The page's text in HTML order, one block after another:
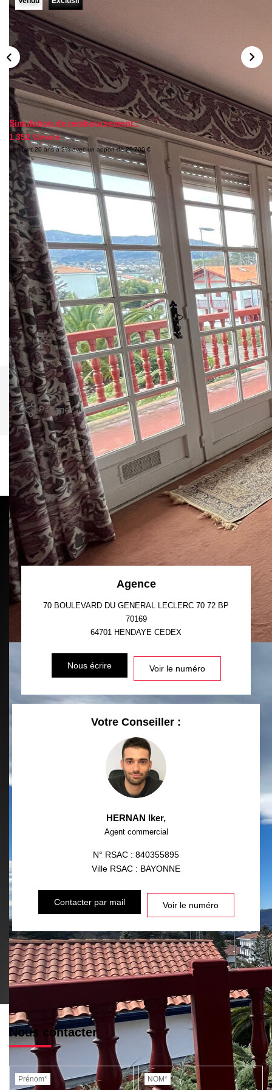
NOTRE AGENCE
L'agence
Notre Équipe
Avis Clients
Actualités
CONTACT
ES
Simulation de remboursement :
1 352 €/mois
pendant 20 ans à 2% avec un apport de 29 700 €
Description
Réf : 106
Appartement 3 pièces de 63m² à l'étage d'une petite
résidence comprenant: une entrée , une cuisine
indépendante, un séjour avec terrasse et vue mer, une salle
de bains, un wc indépendant.
Un parking extérieur et un box pour deux voitures au sous-
sol de la résidence complètent le bien.
Nos honoraires Nous contacter
Imprimer
Partager Calculer mon budget
Ce bien est soumis à un diagnostic ERP (État
des Risques et Pollutions). Pour en savoir plus,
rendez-vous sur https://www.georisques.gouv.fr/
Agence
70 BOULEVARD DU GENERAL LECLERC 70 72 BP
70169
64701 HENDAYE CEDEX
Nous écrire Voir le numéro
Votre Conseiller :
HERNAN Iker,
Agent commercial
N° RSAC : 840355895
Ville RSAC : BAYONNE
Contacter par mail Voir le numéro
Nous contacter
Prénom* NOM*